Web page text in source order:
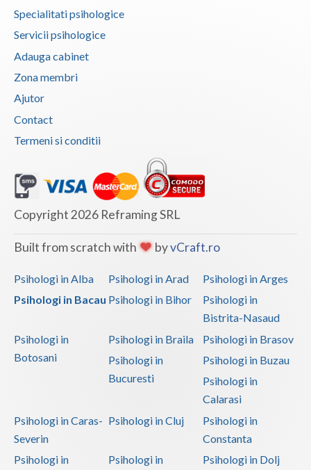
Specialitati psihologice
Servicii psihologice
Adauga cabinet
Zona membri
Ajutor
Contact
Termeni si conditii
Copyright 2026 Reframing SRL
Built from scratch with byvCraft.ro
Psihologi in Alba Psihologi in Arad
Psihologi in Arges
Psihologi in Bacau Psihologi in Bihor
Psihologi in
Bistrita-Nasaud
Psihologi in
Botosani
Psihologi in Braila
Psihologi in Brasov
Psihologi in
Bucuresti
Psihologi in Buzau
Psihologi in
Calarasi
Psihologi in Caras-
Severin
Psihologi in Cluj
Psihologi in
Constanta
Psihologi in
Psihologi in Psihologi in Dolj